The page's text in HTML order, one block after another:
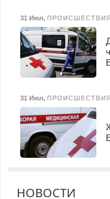
31 Июл, ПРОИСШЕСТВИЯ
31 Июл, ПРОИСШЕСТВИЯ
НОВОСТИ